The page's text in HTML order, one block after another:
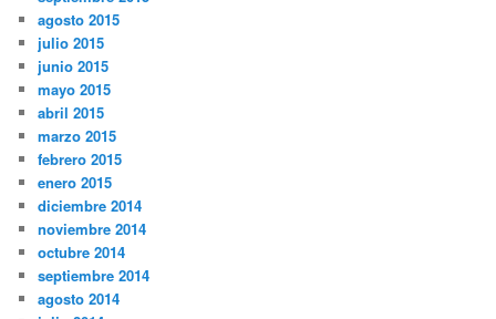
agosto 2015
julio 2015
junio 2015
mayo 2015
abril 2015
marzo 2015
febrero 2015
enero 2015
diciembre 2014
noviembre 2014
octubre 2014
septiembre 2014
agosto 2014